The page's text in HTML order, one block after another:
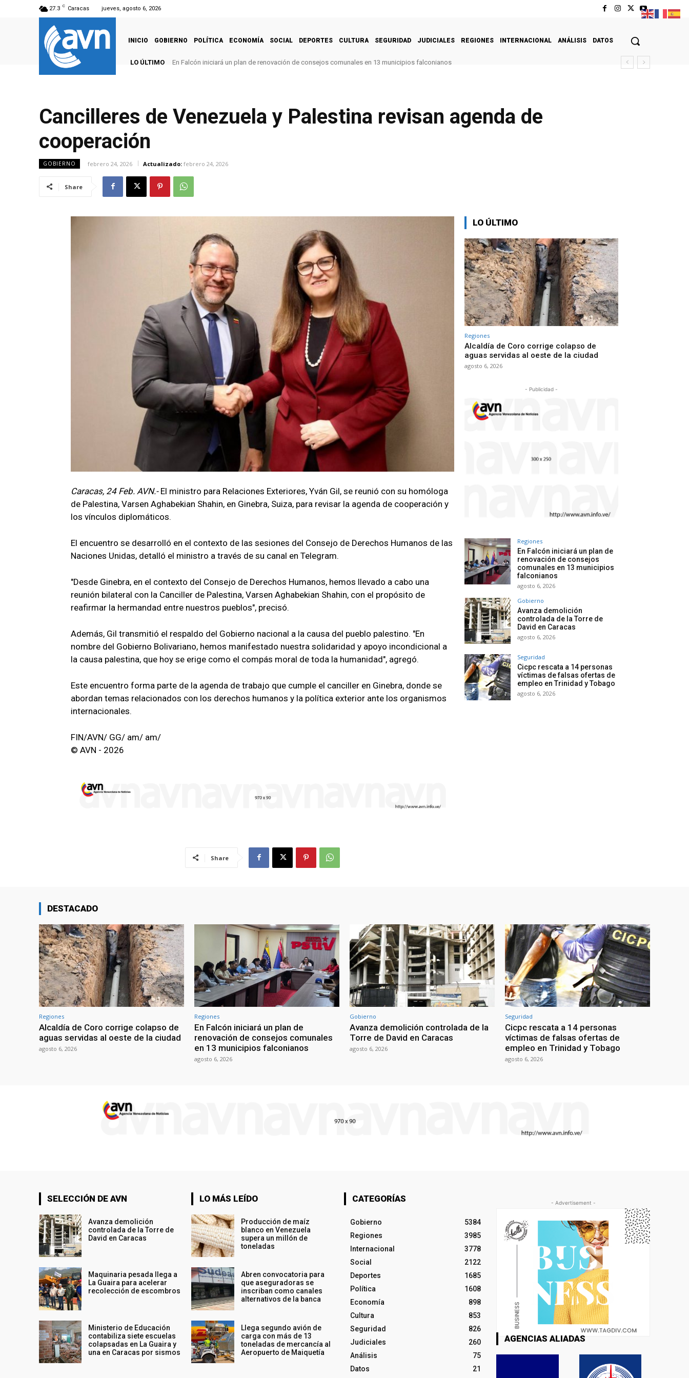
27.3 C Caracas jueves, agosto 6, 2026
INICIO GOBIERNO POLÍTICA ECONOMÍA SOCIAL DEPORTES CULTURA SEGURIDAD JUDICIALES REGIONES INTERNACIONAL ANÁLISIS DATOS
LO ÚLTIMO En Falcón iniciará un plan de renovación de consejos comunales en 13 municipios falconianos
Cancilleres de Venezuela y Palestina revisan agenda de
cooperación
GOBIERNO febrero 24, 2026 Actualizado: febrero 24, 2026
Share
Caracas, 24 Feb. AVN.-El ministro para Relaciones Exteriores, Yván Gil, se reunió con su homóloga
de Palestina, Varsen Aghabekian Shahin, en Ginebra, Suiza, para revisar la agenda de cooperación y
los vínculos diplomáticos.
El encuentro se desarrolló en el contexto de las sesiones del Consejo de Derechos Humanos de las
Naciones Unidas, detalló el ministro a través de su canal en Telegram.
"Desde Ginebra, en el contexto del Consejo de Derechos Humanos, hemos llevado a cabo una
reunión bilateral con la Canciller de Palestina, Varsen Aghabekian Shahin, con el propósito de
reafirmar la hermandad entre nuestros pueblos", precisó.
Además, Gil transmitió el respaldo del Gobierno nacional a la causa del pueblo palestino. "En
nombre del Gobierno Bolivariano, hemos manifestado nuestra solidaridad y apoyo incondicional a
la causa palestina, que hoy se erige como el compás moral de toda la humanidad", agregó.
Este encuentro forma parte de la agenda de trabajo que cumple el canciller en Ginebra, donde se
abordan temas relacionados con los derechos humanos y la política exterior ante los organismos
internacionales.
FIN/AVN/ GG/ am/ am/
© AVN - 2026
Share
LO ÚLTIMO
Regiones
Alcaldía de Coro corrige colapso de
aguas servidas al oeste de la ciudad
agosto 6, 2026
- Publicidad -
Regiones
En Falcón iniciará un plan de
renovación de consejos
comunales en 13 municipios
falconianos
agosto 6, 2026
Gobierno
Avanza demolición
controlada de la Torre de
David en Caracas
agosto 6, 2026
Seguridad
Cicpc rescata a 14 personas
víctimas de falsas ofertas de
empleo en Trinidad y Tobago
agosto 6, 2026
DESTACADO
Regiones
Alcaldía de Coro corrige colapso de
aguas servidas al oeste de la ciudad
agosto 6, 2026
Regiones
En Falcón iniciará un plan de
renovación de consejos comunales
en 13 municipios falconianos
agosto 6, 2026
Gobierno
Avanza demolición controlada de la
Torre de David en Caracas
agosto 6, 2026
Seguridad
Cicpc rescata a 14 personas
víctimas de falsas ofertas de
empleo en Trinidad y Tobago
agosto 6, 2026
SELECCIÓN DE AVN
Avanza demolición
controlada de la Torre de
David en Caracas
Maquinaria pesada llega a
La Guaira para acelerar
recolección de escombros
Ministerio de Educación
contabiliza siete escuelas
colapsadas en La Guaira y
una en Caracas por sismos
LO MÁS LEÍDO
Producción de maíz
blanco en Venezuela
supera un millón de
toneladas
Abren convocatoria para
que aseguradoras se
inscriban como canales
alternativos de la banca
Llega segundo avión de
carga con más de 13
toneladas de mercancía al
Aeropuerto de Maiquetía
CATEGORÍAS
Gobierno
5384
Regiones
3985
Internacional
3778
Social
2122
Deportes
1685
Política
1608
Economía
898
Cultura
853
Seguridad
826
Judiciales
260
Análisis
75
Datos
21
- Advertisement -
AGENCIAS ALIADAS